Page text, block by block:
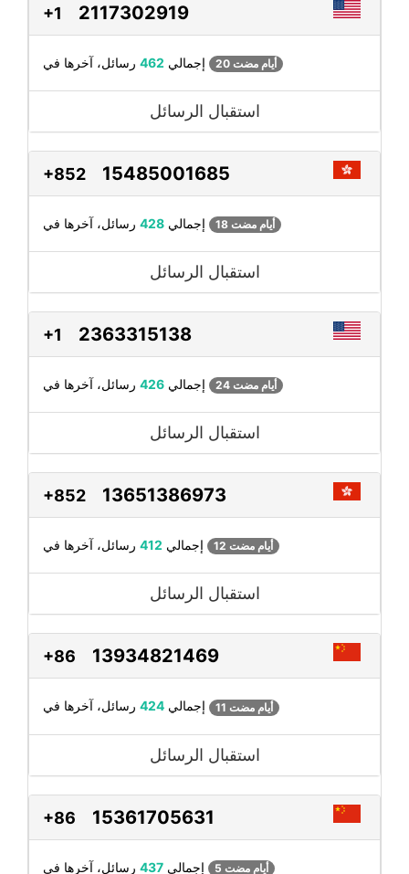
+1 2117302919
إجمالي 462 20 أيام مضت
استقبال الرسائل
+852 15485001685
إجمالي 428 18 أيام مضت
استقبال الرسائل
+1 2363315138
إجمالي 426 24 أيام مضت
استقبال الرسائل
+852 13651386973
إجمالي 412 12 أيام مضت
استقبال الرسائل
+86 13934821469
إجمالي 424 11 أيام مضت
استقبال الرسائل
+86 15361705631
إجمالي 437 5 أيام مضت